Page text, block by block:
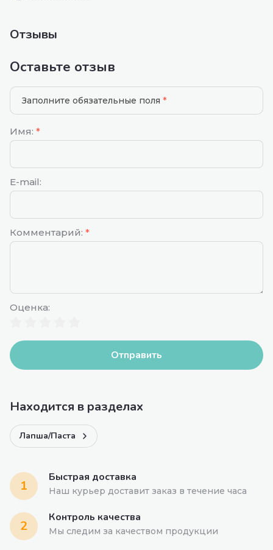
Отзывы
Оставьте отзыв
Заполните обязательные поля *
Имя: *
E-mail:
Комментарий: *
Оценка:
Отправить
Находится в разделах
Лапша/Паста
1
Быстрая доставка
Наш курьер доставит заказ в течение часа
2
Контроль качества
Мы следим за качеством продукции